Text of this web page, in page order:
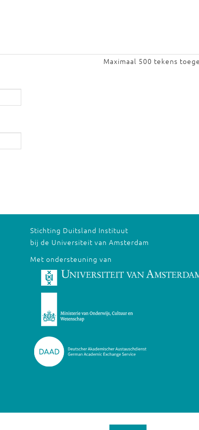
Maximaal 500 tekens
Stichting Duitsland Instituut
bij de Universiteit van Amsterdam
Met ondersteuning van